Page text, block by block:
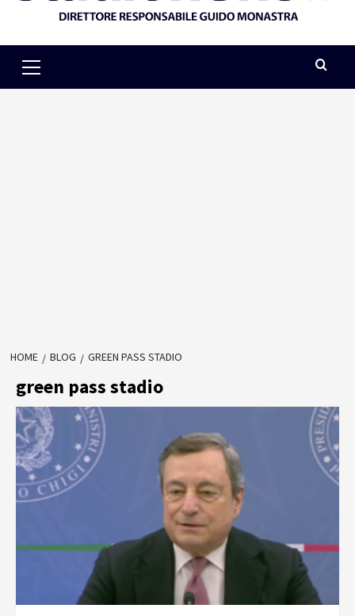
Menu
HOME BLOG GREEN PASS STADIO
green pass stadio